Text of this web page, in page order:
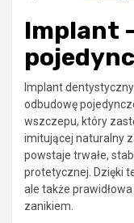
Implant
Implant
odbudowę
wszczepu, który
imitującej naturalny
powstaje trwałe,
protetycznej. Dzięki
ale także
zanikiem.